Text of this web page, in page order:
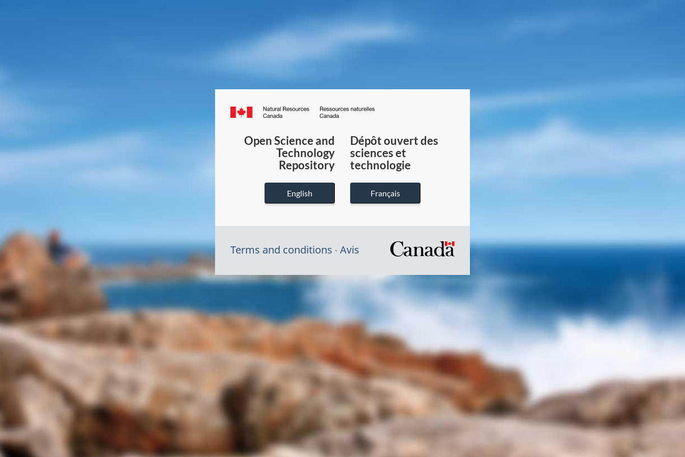
Canada.ca
du
Canada
Open Science and
Technology
Repository
English
Dépôt ouvert des
sciences et
technologie
Français
Terms and conditions Avis
/
gouvernement